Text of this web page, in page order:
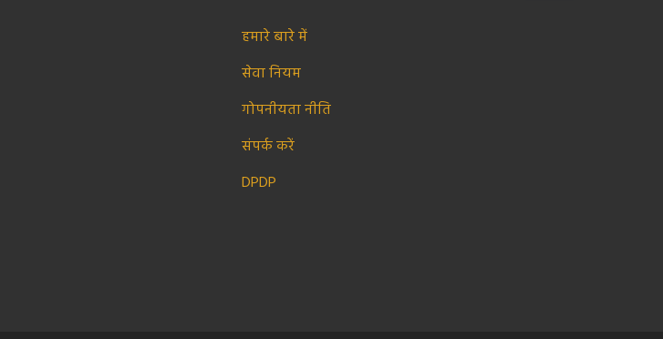
हमारे बारे में
सेवा नियम
गोपनीयता नीति
संपर्क करें
DPDP